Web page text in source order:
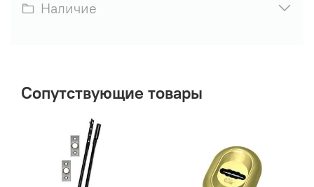
Наличие
Сопутствующие товары